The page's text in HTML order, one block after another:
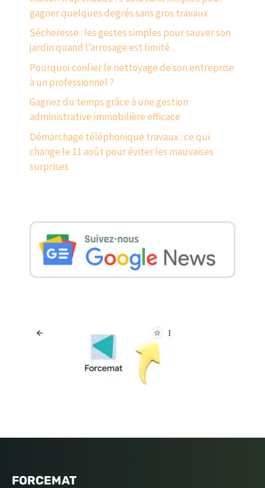
gagner quelques degrés sans gros travaux
Sécheresse : les gestes simples pour sauver son
jardin quand l’arrosage est limité
Pourquoi confier le nettoyage de son entreprise
à un professionnel ?
Gagnez du temps grâce à une gestion
administrative immobilière efficace
Démarchage téléphonique travaux : ce qui
change le 11 août pour éviter les mauvaises
surprises
FORCEMAT